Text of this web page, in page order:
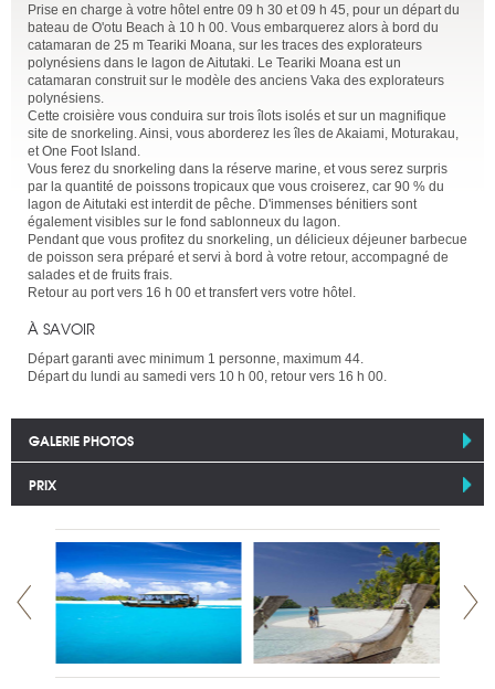
Prise en charge à votre hôtel entre 09 h 30 et 09 h 45, pour un départ du
bateau de O'otu Beach à 10 h 00. Vous embarquerez alors à bord du
catamaran de 25 m Teariki Moana, sur les traces des explorateurs
polynésiens dans le lagon de Aitutaki. Le Teariki Moana est un
catamaran construit sur le modèle des anciens Vaka des explorateurs
polynésiens.
Cette croisière vous conduira sur trois îlots isolés et sur un magnifique
site de snorkeling. Ainsi, vous aborderez les îles de Akaiami, Moturakau,
et One Foot Island.
Vous ferez du snorkeling dans la réserve marine, et vous serez surpris
par la quantité de poissons tropicaux que vous croiserez, car 90 % du
lagon de Aitutaki est interdit de pêche. D'immenses bénitiers sont
également visibles sur le fond sablonneux du lagon.
Pendant que vous profitez du snorkeling, un délicieux déjeuner barbecue
de poisson sera préparé et servi à bord à votre retour, accompagné de
salades et de fruits frais.
Retour au port vers 16 h 00 et transfert vers votre hôtel.
À SAVOIR
Départ garanti avec minimum 1 personne, maximum 44.
Départ du lundi au samedi vers 10 h 00, retour vers 16 h 00.
GALERIE PHOTOS
PRIX